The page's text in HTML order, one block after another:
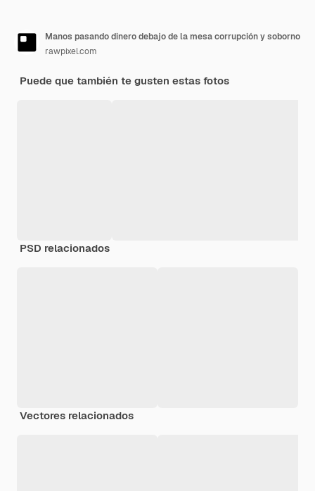
Manos pasando dinero debajo de la mesa corrupción y soborno
rawpixel.com
Puede que también te gusten estas fotos
PSD relacionados
Vectores relacionados